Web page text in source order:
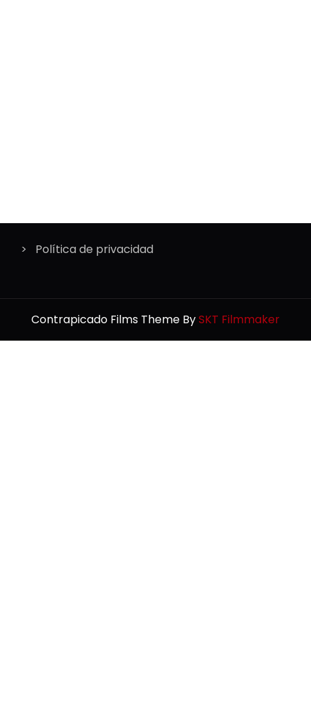
Política de privacidad
Contrapicado Films Theme BySKT Filmmaker